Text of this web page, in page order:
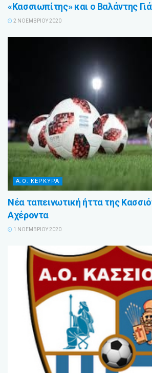
«Κασσιωπίτης» και ο Βαλάντης
2 ΝΟΕΜΒΡΊΟΥ 2020
Α.Ο. ΚΕΡΚΥΡΑ
Νέα ταπεινωτική ήττα της
Αχέροντα
1 ΝΟΕΜΒΡΊΟΥ 2020